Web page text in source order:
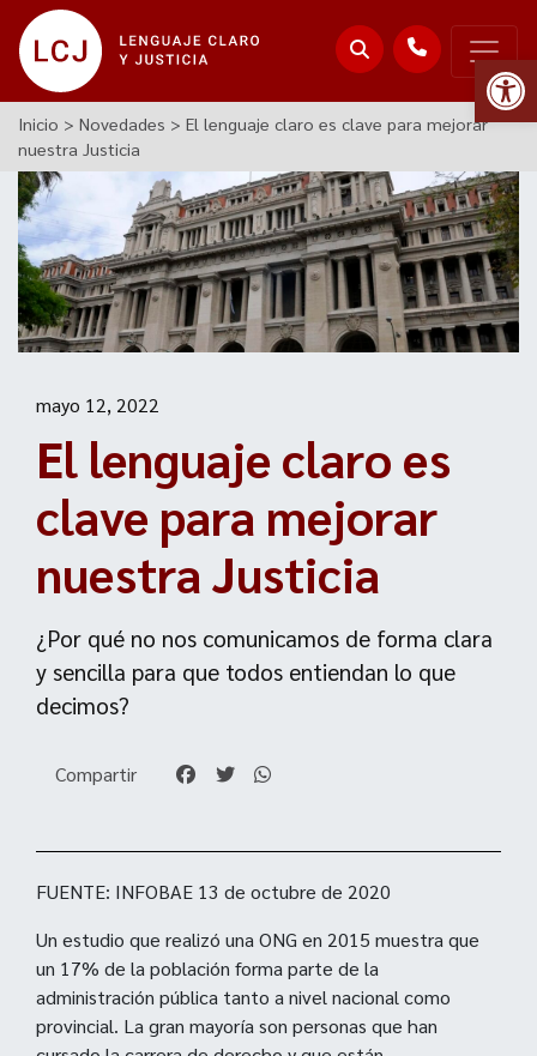
Inicio > Novedades > El lenguaje claro es clave para mejorar
nuestra Justicia
mayo 12, 2022
El lenguaje claro es
clave para mejorar
nuestra Justicia
¿Por qué no nos comunicamos de forma clara
y sencilla para que todos entiendan lo que
decimos?
Compartir
FUENTE: INFOBAE 13 de octubre de 2020
Un estudio que realizó una ONG en 2015 muestra que
un 17% de la población forma parte de la
administración pública tanto a nivel nacional como
provincial. La gran mayoría son personas que han